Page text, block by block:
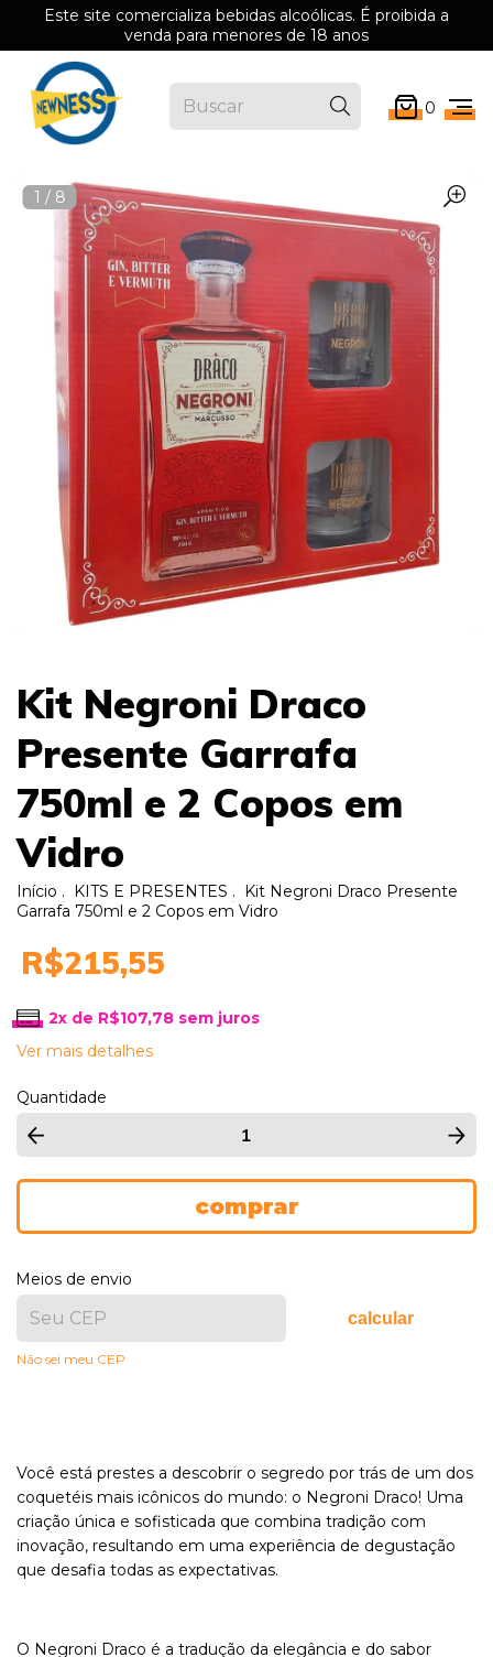
Este site comercializa bebidas alcoólicas. É proibida a
venda para menores de 18 anos
0
Kit Negroni Draco
Presente Garrafa
750ml e 2 Copos em
Vidro
Início . KITS E PRESENTES . Kit Negroni Draco Presente
Garrafa 750ml e 2 Copos em Vidro
R$215,55
2x de R$107,78sem juros
Ver mais detalhes
Quantidade
Meios de envio
calcular
Não sei meu CEP
Você está prestes a descobrir o segredo por trás de um dos
coquetéis mais icônicos do mundo: o Negroni Draco! Uma
criação única e sofisticada que combina tradição com
inovação, resultando em uma experiência de degustação
que desafia todas as expectativas.
O Negroni Draco é a tradução da elegância e do sabor
1 / 8